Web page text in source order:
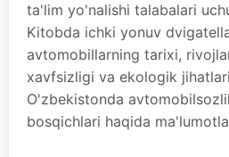
ta'lim yo'nalishi talabalari
Kitobda ichki yonuv
avtomobillarning tarixi,
xavfsizligi va ekologik
O'zbekistonda
bosqichlari haqida